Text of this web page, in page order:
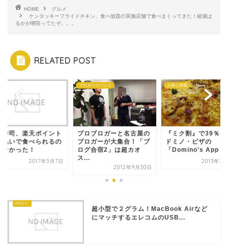
HOME
グルメ
ケンタッキーフライドチキン、食べ放題の実施店舗で食べまくってきた！綾瀬は
るかが嘲笑ってたぞ。。。
RELATED POST
寿司、楽天ポイント
払いで食べられるの
なかった！
2017年5月7日
ブロガーイベント
プロブロガーと名古屋の
ブロガーが大集合！「ブ
ログ合宿2」は超カオ
ス...
2012年9月30日
お得な情報
『ミク割』で39％オ
ドミノ・ピザの
「Domino's App ...
2013年7
超小型で２グラム！MacBook Airなど
にマッチするエレコムのUSB...